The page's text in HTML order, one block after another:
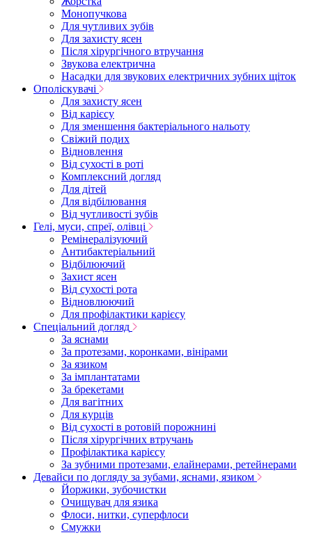
Монопучкова
Для чутливих зубів
Для захисту ясен
Після хірургічного втручання
Звукова електрична
Насадки для звукових електричних зубних щіток
Ополіскувачі
Для захисту ясен
Від карієсу
Для зменшення бактеріального нальоту
Свіжий подих
Відновлення
Від сухості в роті
Комплексний догляд
Для дітей
Для відбілювання
Від чутливості зубів
Гелі, муси, спреї, олівці
Ремінералізуючий
Антибактеріальний
Відбілюючий
Захист ясен
Від сухості рота
Відновлюючий
Для профілактики карієсу
Спеціальний догляд
За яснами
За протезами, коронками, вінірами
За язиком
За імплантатами
За брекетами
Для вагітних
Для курців
Від сухості в ротовій порожнині
Після хірургічних втручань
Профілактика карієсу
За зубними протезами, елайнерами, ретейнерами
Девайси по догляду за зубами, яснами, язиком
Йоржики, зубочистки
Очищувач для язика
Флоси, нитки, суперфлоси
Смужки